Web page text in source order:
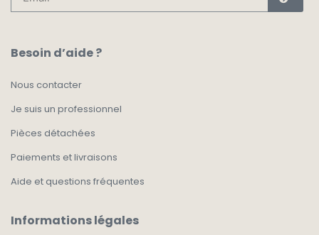
Besoin d’aide ?
Nous contacter
Je suis un professionnel
Pièces détachées
Paiements et livraisons
Aide et questions fréquentes
Informations légales